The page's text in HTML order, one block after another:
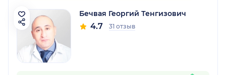
Бечвая Георгий Тенгизович
4.7 31 отзыв